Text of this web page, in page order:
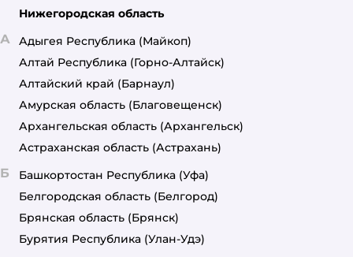
Нижегородская область
А Адыгея Республика (Майкоп)
Алтай Республика (Горно-Алтайск)
Алтайский край (Барнаул)
Амурская область (Благовещенск)
Архангельская область (Архангельск)
Астраханская область (Астрахань)
Б Башкортостан Республика (Уфа)
Белгородская область (Белгород)
Брянская область (Брянск)
Бурятия Республика (Улан-Удэ)